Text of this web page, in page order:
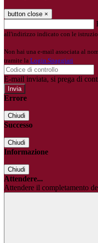
button close ×
all'indirizzo indicato con le
Non hai una e-mail associata al
tramite la Login Spaggiari
E-mail inviata, si prega di
Errore
Chiudi
Successo
Chiudi
Informazione
Chiudi
Attendere...
Attendere il completamento